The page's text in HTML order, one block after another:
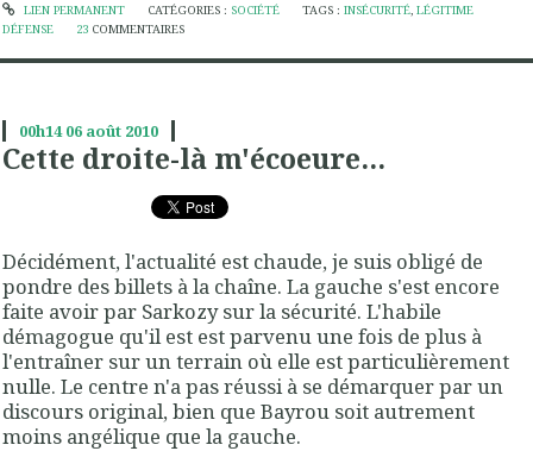
LIEN PERMANENT CATÉGORIES : SOCIÉTÉ TAGS :INSÉCURITÉ,LÉGITIME
DÉFENSE
23 COMMENTAIRES
00h14 06 août 2010
Cette droite-là m'écoeure...
Décidément, l'actualité est chaude, je suis obligé de
pondre des billets à la chaîne. La gauche s'est encore
faite avoir par Sarkozy sur la sécurité. L'habile
démagogue qu'il est est parvenu une fois de plus à
l'entraîner sur un terrain où elle est particulièrement
nulle. Le centre n'a pas réussi à se démarquer par un
discours original, bien que Bayrou soit autrement
moins angélique que la gauche.